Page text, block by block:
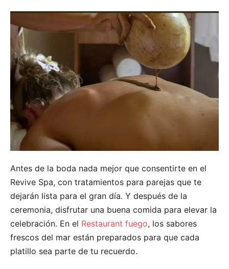
Antes de la boda nada mejor que consentirte en el
Revive Spa, con tratamientos para parejas que te
dejarán lista para el gran día. Y después de la
ceremonia, disfrutar una buena comida para elevar la
celebración. En el Restaurant fuego, los sabores
frescos del mar están preparados para que cada
platillo sea parte de tu recuerdo.